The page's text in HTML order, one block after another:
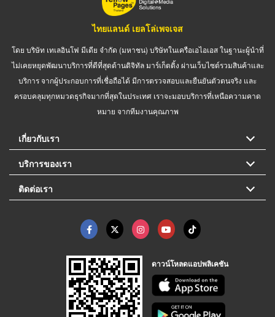
ไทยแลนด์ เยลโล่เพจเจส
โดย บริษัท เทเลอินโฟ มีเดีย จำกัด (มหาชน) บริษัทในเครือเอไอเอส ในฐานะผู้นำที่
ไม่เคยหยุดพัฒนาบริการที่ดีที่สุดด้านดิจิทัล มาร์เก็ตติ้ง ผ่านเว็บไซต์รวมสินค้าและ
บริการ จากผู้ประกอบการที่เชื่อถือได้ มีการตรวจสอบและยืนยันตัวตนจริง และ
ครอบคลุมทุกหมวดธุรกิจมากที่สุดในประเทศ เราจะมอบบริการที่เหนือความคาด
หมาย จากทีมงานคุณภาพ
เกี่ยวกับเรา
บริการของเรา
ติดต่อเรา
ดาวน์โหลดแอปพลิเคชัน